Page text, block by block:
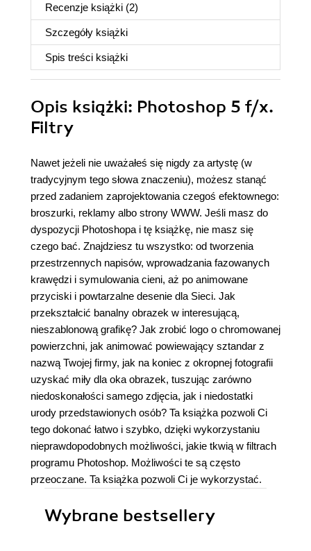
Recenzje książki (2)
Szczegóły książki
Spis treści książki
Opis książki: Photoshop 5 f/x.
Filtry
Nawet jeżeli nie uważałeś się nigdy za artystę (w
tradycyjnym tego słowa znaczeniu), możesz stanąć
przed zadaniem zaprojektowania czegoś efektownego:
broszurki, reklamy albo strony WWW. Jeśli masz do
dyspozycji Photoshopa i tę książkę, nie masz się
czego bać. Znajdziesz tu wszystko: od tworzenia
przestrzennych napisów, wprowadzania fazowanych
krawędzi i symulowania cieni, aż po animowane
przyciski i powtarzalne desenie dla Sieci. Jak
przekształcić banalny obrazek w interesującą,
nieszablonową grafikę? Jak zrobić logo o chromowanej
powierzchni, jak animować powiewający sztandar z
nazwą Twojej firmy, jak na koniec z okropnej fotografii
uzyskać miły dla oka obrazek, tuszując zarówno
niedoskonałości samego zdjęcia, jak i niedostatki
urody przedstawionych osób? Ta książka pozwoli Ci
tego dokonać łatwo i szybko, dzięki wykorzystaniu
nieprawdopodobnych możliwości, jakie tkwią w filtrach
programu Photoshop. Możliwości te są często
przeoczane. Ta książka pozwoli Ci je wykorzystać.
Wybrane bestsellery